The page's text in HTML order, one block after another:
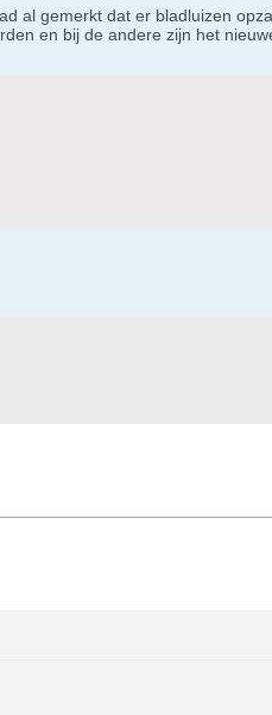
al gemerkt dat er bladluizen
en bij de andere zijn het